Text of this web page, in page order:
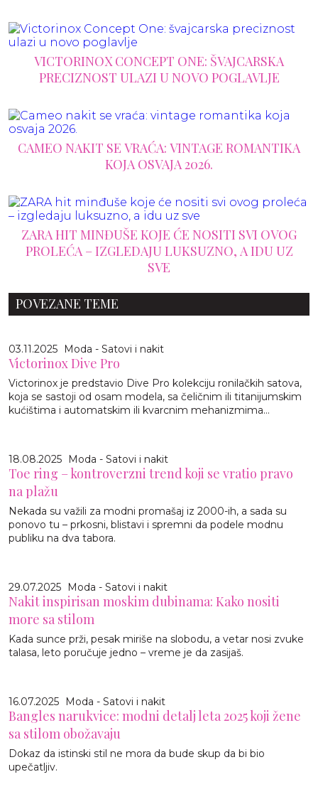
VICTORINOX CONCEPT ONE: ŠVAJCARSKA
PRECIZNOST ULAZI U NOVO POGLAVLJE
CAMEO NAKIT SE VRAĆA: VINTAGE ROMANTIKA
KOJA OSVAJA 2026.
ZARA HIT MINĐUŠE KOJE ĆE NOSITI SVI OVOG
PROLEĆA – IZGLEDAJU LUKSUZNO, A IDU UZ
SVE
POVEZANE TEME
03.11.2025 Moda - Satovi i nakit
Victorinox Dive Pro
Victorinox je predstavio Dive Pro kolekciju ronilačkih satova,
koja se sastoji od osam modela, sa čeličnim ili titanijumskim
kućištima i automatskim ili kvarcnim mehanizmima…
18.08.2025 Moda - Satovi i nakit
Toe ring – kontroverzni trend koji se vratio pravo
na plažu
Nekada su važili za modni promašaj iz 2000-ih, a sada su
ponovo tu – prkosni, blistavi i spremni da podele modnu
publiku na dva tabora.
29.07.2025 Moda - Satovi i nakit
Nakit inspirisan moskim dubinama: Kako nositi
more sa stilom
Kada sunce prži, pesak miriše na slobodu, a vetar nosi zvuke
talasa, leto poručuje jedno – vreme je da zasijaš.
16.07.2025 Moda - Satovi i nakit
Bangles narukvice: modni detalj leta 2025 koji žene
sa stilom obožavaju
Dokaz da istinski stil ne mora da bude skup da bi bio
upečatljiv.